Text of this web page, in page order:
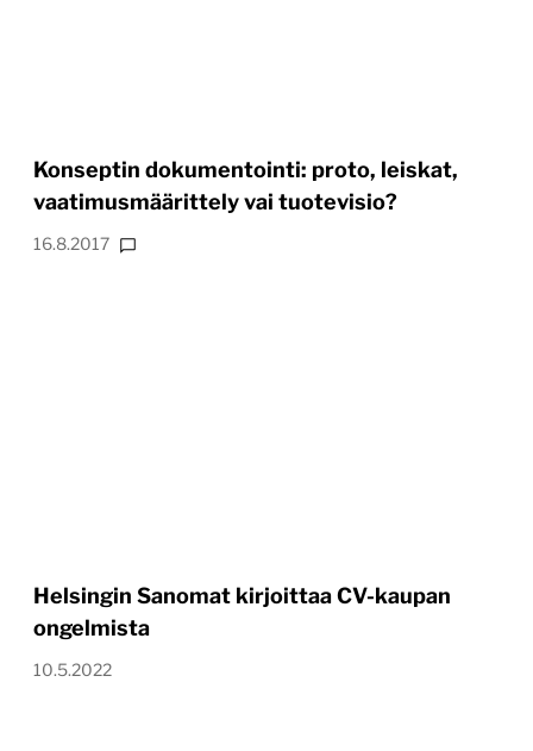
Konseptin dokumentointi: proto, leiskat,
vaatimusmäärittely vai tuotevisio?
16.8.2017
Helsingin Sanomat kirjoittaa CV-kaupan
ongelmista
10.5.2022